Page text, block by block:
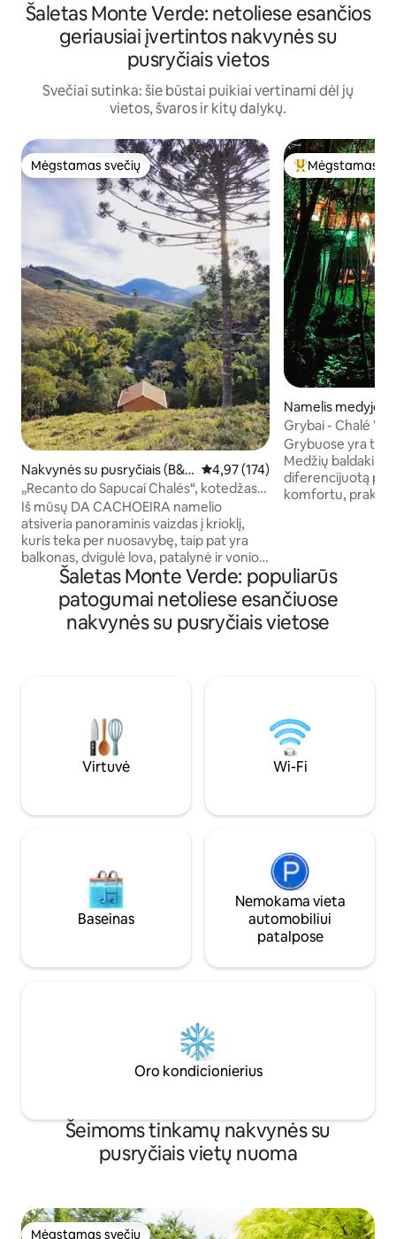
Šaletas Monte Verde: netoliese esančios
geriausiai įvertintos nakvynės su
pusryčiais vietos
Svečiai sutinka: šie būstai puikiai vertinami dėl jų
vietos, švaros ir kitų dalykų.
Mėgstamas svečių
Mėgstamas svečių
Nakvynės su pusryčiais (B&
B) mieste Sapucaí-Mirim
Vidutinis įvertinimas: 4,97 iš 5,
4,97 (174)
„Recanto do Sapucaí Chalés“, kotedžas
su vaizdu į...
Iš mūsų DA CACHOEIRA namelio
atsiveria panoraminis vaizdas į krioklį,
kuris teka per nuosavybę, taip pat yra
balkonas, dvigulė lova, patalynė ir vonios
rankšluosčiai, sūkurinė vonia, vonios
putos, chalatai, privatus vonios
kambarys su maišytuvu, šildomas dušas,
židinys su malkomis, stalas su dviem
Automobilių stovėjimo aikštelė šalia
Svečių
Mėgstamas
Namelis medyje
manducaia
Grybai - Chalé
Grybuose yra tik
Medžių
diferencijuotą
komfortu,
mikrobangų
krosnelė, mini
IŠRYŠKINKITE
vaizdu į Serra da
Šaletas Monte Verde: populiarūs
patogumai netoliese esančiuose
nakvynės su pusryčiais vietose
Virtuvė Wi-Fi
Baseinas
Nemokama vieta
automobiliui
patalpose
Oro kondicionierius
Šeimoms tinkamų nakvynės su
pusryčiais vietų nuoma
Mėgstamas svečių